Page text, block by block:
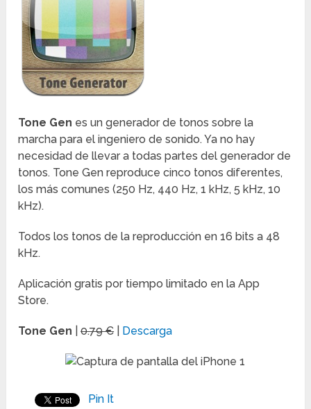
Tone Gen es un generador de tonos sobre la
marcha para el ingeniero de sonido. Ya no hay
necesidad de llevar a todas partes del generador de
tonos. Tone Gen reproduce cinco tonos diferentes,
los más comunes (250 Hz, 440 Hz, 1 kHz, 5 kHz, 10
kHz).
Todos los tonos de la reproducción en 16 bits a 48
kHz.
Aplicación gratis por tiempo limitado en la App
Store.
Tone Gen |0.79 € Descarga
Pin It